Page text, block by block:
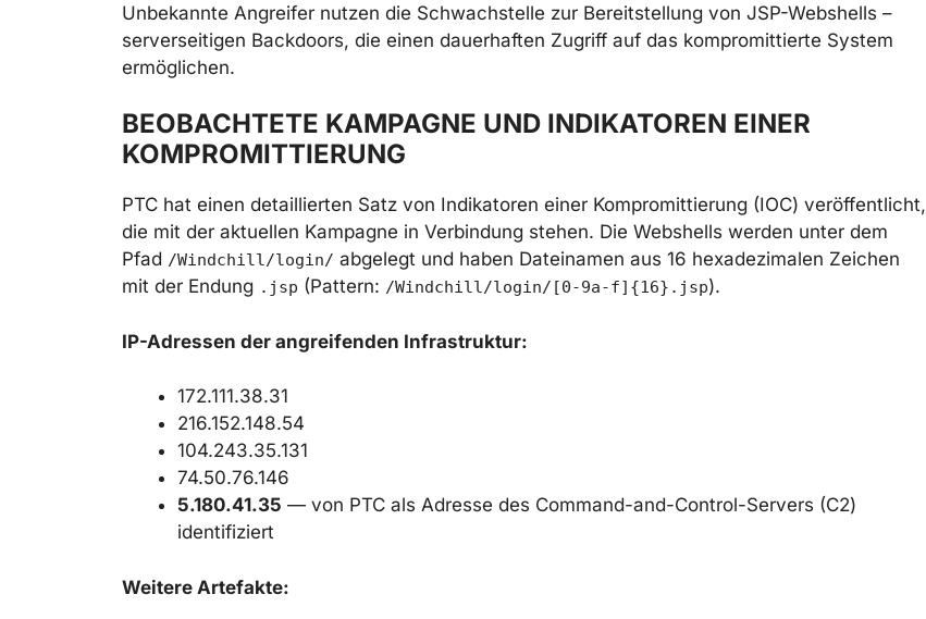
Unbekannte Angreifer nutzen die Schwachstelle zur Bereitstellung von JSP-Webshells –
serverseitigen Backdoors, die einen dauerhaften Zugriff auf das kompromittierte System
ermöglichen.
BEOBACHTETE KAMPAGNE UND INDIKATOREN EINER
KOMPROMITTIERUNG
PTC hat einen detaillierten Satz von Indikatoren einer Kompromittierung (IOC) veröffentlicht,
die mit der aktuellen Kampagne in Verbindung stehen. Die Webshells werden unter dem
Pfad /Windchill/login/ abgelegt und haben Dateinamen aus 16 hexadezimalen Zeichen
mit der Endung .jsp (Pattern: /Windchill/login/[0-9a-f]{16}.jsp).
IP-Adressen der angreifenden Infrastruktur:
172.111.38.31
216.152.148.54
104.243.35.131
74.50.76.146
5.180.41.35 — von PTC als Adresse des Command-and-Control-Servers (C2)
identifiziert
Weitere Artefakte: